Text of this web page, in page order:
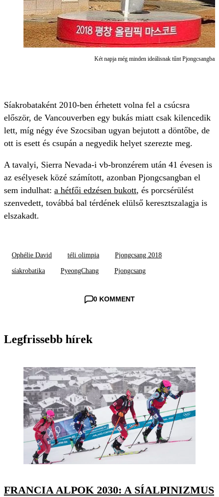
Két napja még minden ideálisnak tűnt
Síakrobataként 2010-ben érhetett volna fel a csúcsra
először, de Vancouverben egy bukás miatt csak kilencedik
lett, míg négy éve Szocsiban ugyan bejutott a döntőbe, de
ott is esett és csupán a negyedik helyet szerezte meg.
A tavalyi, Sierra Nevada-i vb-bronzérem után 41 évesen is
az esélyesek közé számított, azonban Pjongcsangban el
sem indulhat: a hétfői edzésen bukott, és porcsérülést
szenvedett, továbbá bal térdének elülső keresztszalagja is
elszakadt.
Ophélie David téli olimpia Pjongcsang 2018
síakrobatika PyeongChang Pjongcsang
0 KOMMENT
Legfrissebb hírek
FRANCIA ALPOK 2030: A SÍALPINIZMUS